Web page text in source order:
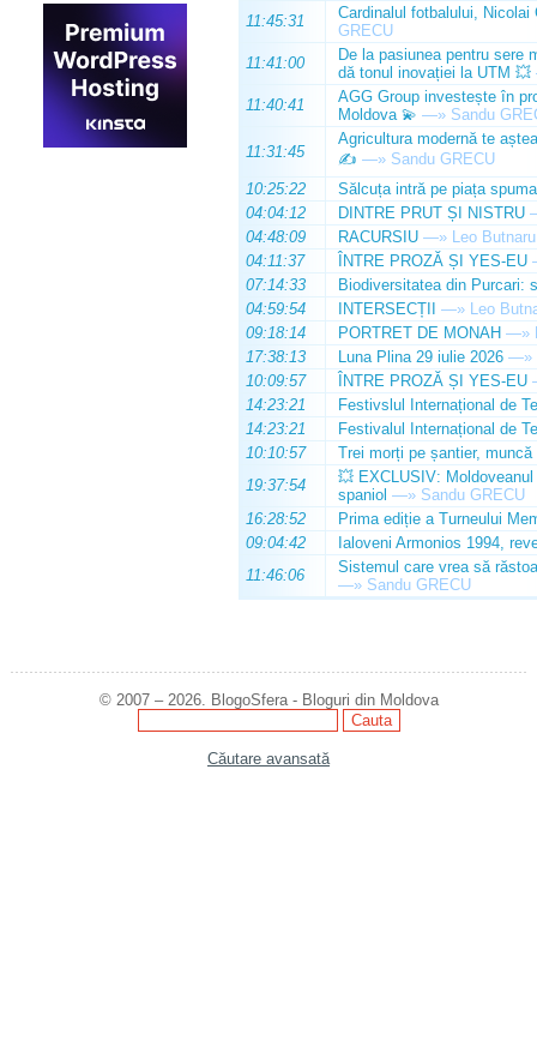
11:45:31
Cardinalul fotbalului,
GRECU
11:41:00
De la pasiunea pentru sere
dă tonul inovației la UTM 💥
11:40:41
AGG Group investește în
Moldova 💫 —» Sandu
11:31:45
Agricultura modernă te
✍️ —» Sandu GRECU
10:25:22
Sălcuța intră pe piața
04:04:12
DINTRE PRUT ȘI NISTRU
04:48:09
RACURSIU —» Leo Butnaru
04:11:37
ÎNTRE PROZĂ ȘI YES-EU
07:14:33
Biodiversitatea din Purcari:
04:59:54
INTERSECȚII —» Leo
09:18:14
PORTRET DE MONAH —»
17:38:13
Luna Plina 29 iulie 2026 —»
10:09:57
ÎNTRE PROZĂ ȘI YES-EU
14:23:21
Festivslul Internațional de
14:23:21
Festivalul Internațional de
10:10:57
Trei morți pe șantier, muncă
19:37:54
💥 EXCLUSIV:
spaniol —» Sandu GRECU
16:28:52
Prima ediție a Turneului
09:04:42
Ialoveni Armonios 1994,
11:46:06
Sistemul care vrea să
—» Sandu GRECU
© 2007 – 2026. BlogoSfera - Bloguri din Moldova
Căutare avansată